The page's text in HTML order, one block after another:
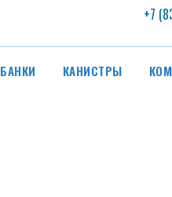
+7
БАНКИ КАНИСТРЫ